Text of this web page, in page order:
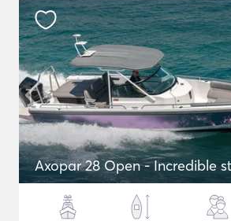
Axopar 28 Open - Incredible